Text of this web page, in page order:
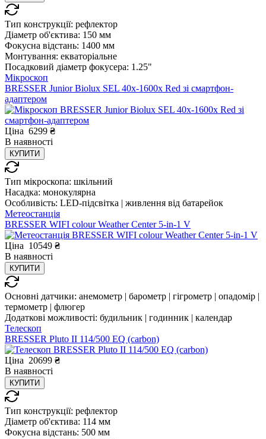
Тип конструкції: рефлектор
Діаметр об'єктива: 150 мм
Фокусна відстань: 1400 мм
Монтування: екваторіальне
Посадковий діаметр фокусера: 1.25"
Мікроскоп
BRESSER Junior Biolux SEL 40x-1600x Red зі смартфон-
адаптером
Ціна 6299 ₴
В наявності
КУПИТИ
Тип мікроскопа: шкільний
Насадка: монокулярна
Особливість: LED-підсвітка | живлення від батарейок
Метеостанція
BRESSER WIFI colour Weather Center 5-in-1 V
Ціна 10549 ₴
В наявності
КУПИТИ
Основні датчики: анемометр | барометр | гігрометр | опадомір |
термометр | флюгер
Додаткові можливості: будильник | годинник | календар
Телескоп
BRESSER Pluto II 114/500 EQ (carbon)
Ціна 20699 ₴
В наявності
КУПИТИ
Тип конструкції: рефлектор
Діаметр об'єктива: 114 мм
Фокусна відстань: 500 мм